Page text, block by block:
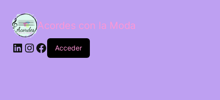
Acordes con la Moda
Acceder